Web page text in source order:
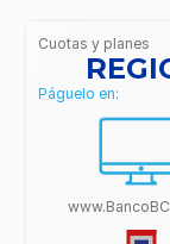
Cuotas y planes
/
Páguelo en: